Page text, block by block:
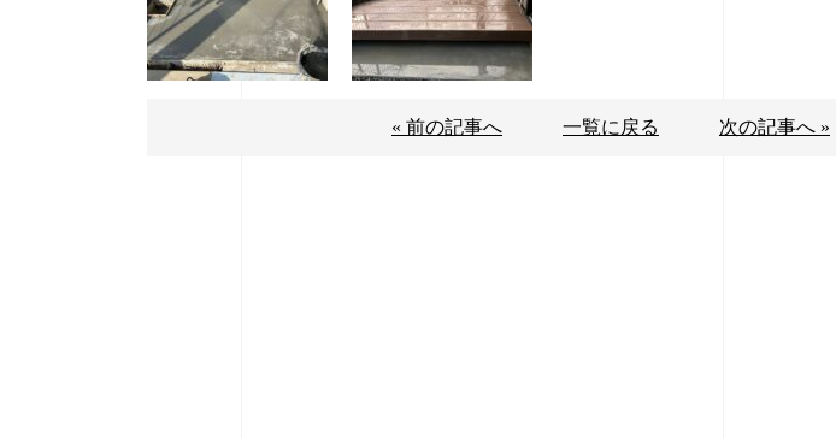
« 前の記事へ 一覧に戻る 次の記事へ »